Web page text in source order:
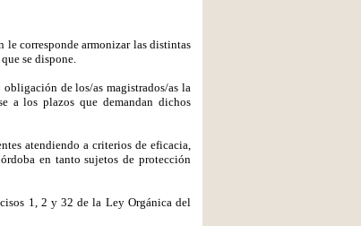
le corresponde armonizar las distintas
se dispone.
de los/as magistrados/as la
a los plazos que demandan dichos
atendiendo a criterios de eficacia,
en tanto sujetos de protección
1, 2 y 32 de la Ley Orgánica del